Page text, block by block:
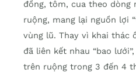
đồng, tôm, cua theo dòng
ruộng, mang lại nguồn lợi
vùng lũ. Thay vì khai thác
đã liên kết nhau “bao
trên ruộng trong 3 đến 4